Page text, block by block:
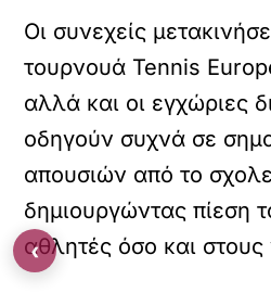
Οι συνεχείς
τουρνουά Tennis
αλλά και οι εγχώριες
οδηγούν συχνά σε
απουσιών από το
δημιουργώντας πίεση
αθλητές όσο και στους
‹